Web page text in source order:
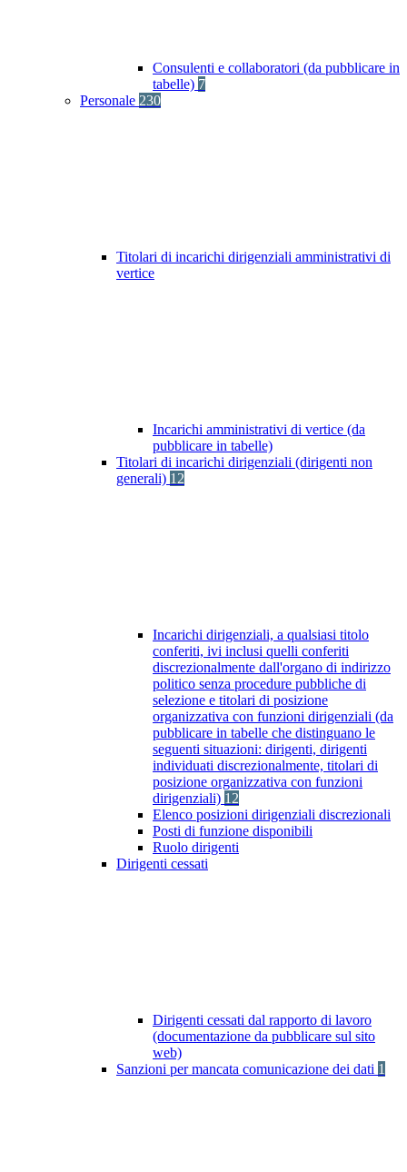
Consulenti e collaboratori (da pubblicare in
tabelle) 7
Personale 230
Titolari di incarichi dirigenziali amministrativi di
vertice
Incarichi amministrativi di vertice (da
pubblicare in tabelle)
Titolari di incarichi dirigenziali (dirigenti non
generali) 12
Incarichi dirigenziali, a qualsiasi titolo
conferiti, ivi inclusi quelli conferiti
discrezionalmente dall'organo di indirizzo
politico senza procedure pubbliche di
selezione e titolari di posizione
organizzativa con funzioni dirigenziali (da
pubblicare in tabelle che distinguano le
seguenti situazioni: dirigenti, dirigenti
individuati discrezionalmente, titolari di
posizione organizzativa con funzioni
dirigenziali) 12
Elenco posizioni dirigenziali discrezionali
Posti di funzione disponibili
Ruolo dirigenti
Dirigenti cessati
Dirigenti cessati dal rapporto di lavoro
(documentazione da pubblicare sul sito
web)
Sanzioni per mancata comunicazione dei dati 1